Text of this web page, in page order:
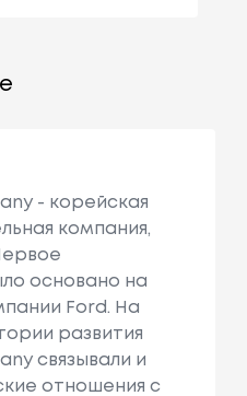
- корейская
компания,
основано на
Ford. На
развития
связывали и
отношения с